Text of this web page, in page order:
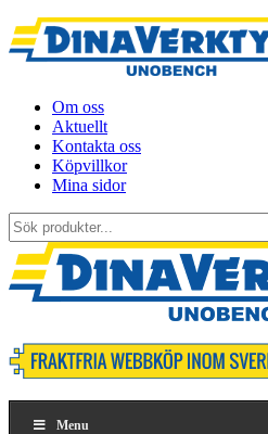
Om oss
Aktuellt
Kontakta oss
Köpvillkor
Mina sidor
Sök
produkter...
Menu